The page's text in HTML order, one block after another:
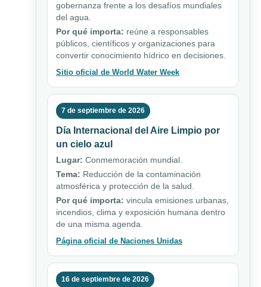
gobernanza frente a los desafíos mundiales
del agua.
Por qué importa: reúne a responsables
públicos, científicos y organizaciones para
convertir conocimiento hídrico en decisiones.
Sitio oficial de World Water Week
7 de septiembre de 2026
Día Internacional del Aire Limpio por
un cielo azul
Lugar: Conmemoración mundial.
Tema: Reducción de la contaminación
atmosférica y protección de la salud.
Por qué importa: vincula emisiones urbanas,
incendios, clima y exposición humana dentro
de una misma agenda.
Página oficial de Naciones Unidas
16 de septiembre de 2026